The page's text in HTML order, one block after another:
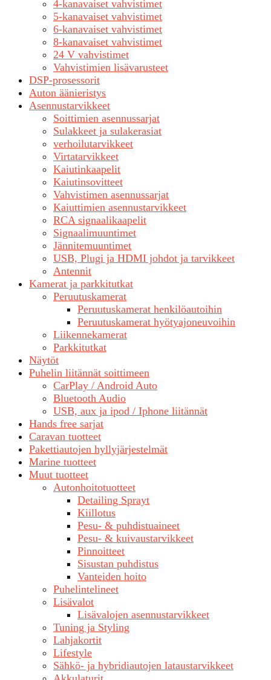
4-kanavaiset vahvistimet
5-kanavaiset vahvistimet
6-kanavaiset vahvistimet
8-kanavaiset vahvistimet
24 V vahvistimet
Vahvistimien lisävarusteet
DSP-prosessorit
Auton äänieristys
Asennustarvikkeet
Soittimien asennussarjat
Sulakkeet ja sulakerasiat
verhoilutarvikkeet
Virtatarvikkeet
Kaiutinkaapelit
Kaiutinsovitteet
Vahvistimen asennussarjat
Kaiuttimien asennustarvikkeet
RCA signaalikaapelit
Signaalimuuntimet
Jännitemuuntimet
USB, Plugi ja HDMI johdot ja tarvikkeet
Antennit
Kamerat ja parkkitutkat
Peruutuskamerat
Peruutuskamerat henkilöautoihin
Peruutuskamerat hyötyajoneuvoihin
Liikennekamerat
Parkkitutkat
Näytöt
Puhelin liitännät soittimeen
CarPlay / Android Auto
Bluetooth Audio
USB, aux ja ipod / Iphone liitännät
Hands free sarjat
Caravan tuotteet
Pakettiautojen hyllyjärjestelmät
Marine tuotteet
Muut tuotteet
Autonhoitotuotteet
Detailing Sprayt
Kiillotus
Pesu- & puhdistuaineet
Pesu- & kuivaustarvikkeet
Pinnoitteet
Sisustan puhdistus
Vanteiden hoito
Puhelintelineet
Lisävalot
Lisävalojen asennustarvikkeet
Tuning ja Styling
Lahjakortit
Lifestyle
Sähkö- ja hybridiautojen lataustarvikkeet